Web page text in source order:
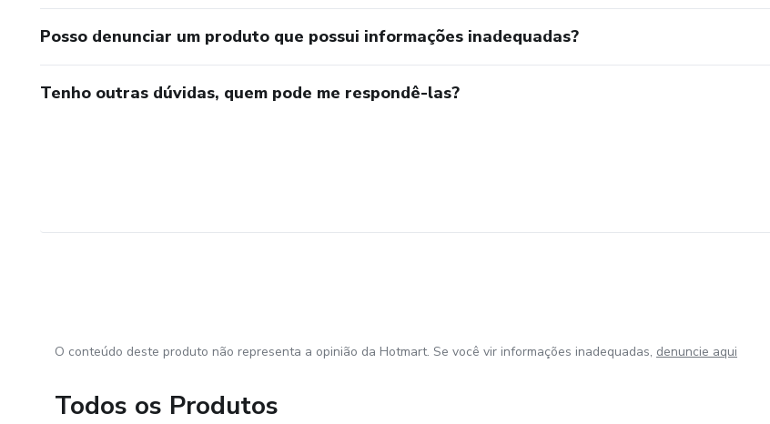
Posso denunciar um produto que possui informações inadequadas?
Tenho outras dúvidas, quem pode me respondê-las?
O conteúdo deste produto não representa a opinião da Hotmart. Se você vir informações inadequadas, denuncie aqui
Todos os Produtos